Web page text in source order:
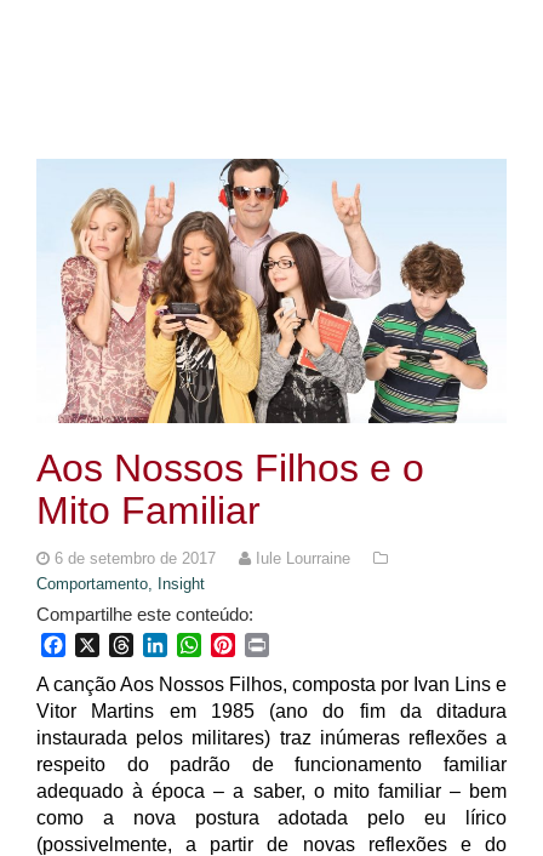
Aos Nossos Filhos e o
Mito Familiar
6 de setembro de 2017
Iule Lourraine
Comportamento,
Insight
Compartilhe este conteúdo:
FacebookThreadsLinkedInWhatsApp
Pinterest
A canção Aos Nossos Filhos, composta por Ivan Lins e
Vitor Martins em 1985 (ano do fim da ditadura
instaurada pelos militares) traz inúmeras reflexões a
respeito do padrão de funcionamento familiar
adequado à época – a saber, o mito familiar – bem
como a nova postura adotada pelo eu lírico
(possivelmente, a partir de novas reflexões e do